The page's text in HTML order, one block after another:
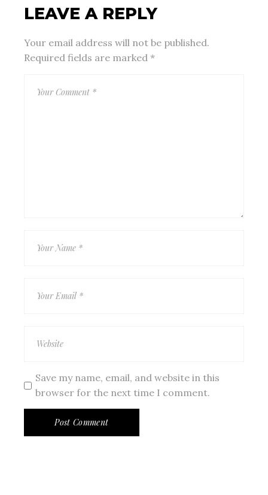
LEAVE A REPLY
Your email address will not be published.
Required fields are marked*
Save my name, email, and website in this
browser for the next time I comment.
Post Comment